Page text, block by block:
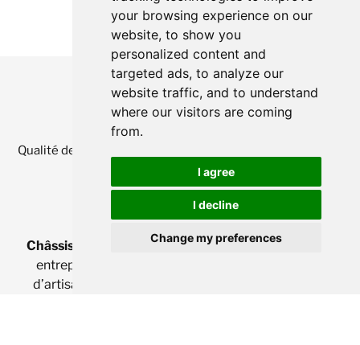
your browsing experience on our
website, to show you
personalized content and
targeted ads, to analyze our
website traffic, and to understand
where our visitors are coming
from.
I agree
I decline
Change my preferences
Qualité des prestataires de
356avis
Châssis à Liège
permet d’augmenter la visibilité des
entreprises de châssis et de faciliter la recherche
d’artisans aux particuliers de la province de Liège.